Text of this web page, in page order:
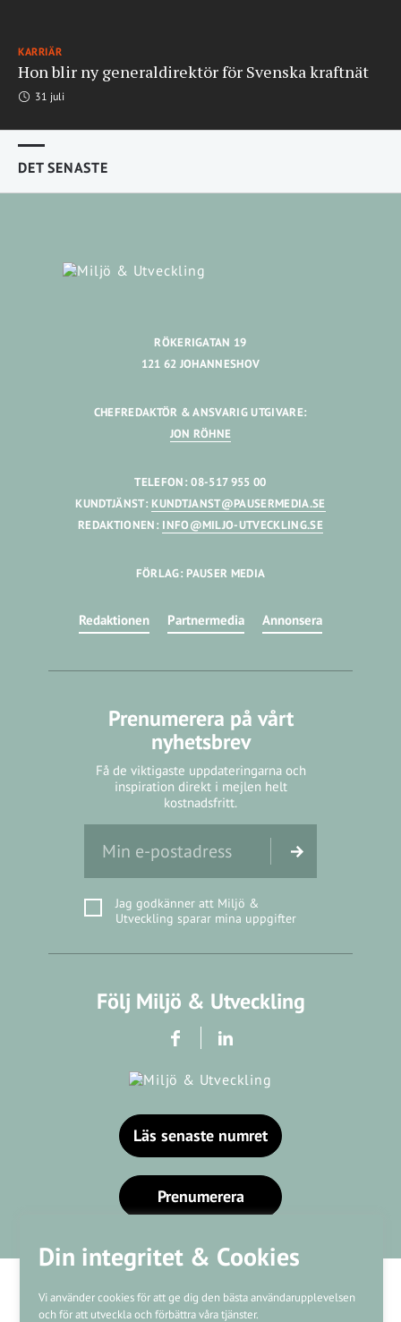
Din integritet & Cookies
Vi använder cookies för att ge dig den bästa användarupplevelsen
och för att utveckla och förbättra våra tjänster.
KARRIÄR
Hon blir ny generaldirektör för Svenska kraftnät
31 juli
DET SENASTE
RÖKERIGATAN 19
121 62 JOHANNESHOV
CHEFREDAKTÖR & ANSVARIG UTGIVARE:
JON RÖHNE
TELEFON: 08-517 955 00
KUNDTJÄNST: KUNDTJANST@PAUSERMEDIA.SE
REDAKTIONEN: INFO@MILJO-UTVECKLING.SE
FÖRLAG: PAUSER MEDIA
Redaktionen Partnermedia Annonsera
Prenumerera på vårt
nyhetsbrev
Få de viktigaste uppdateringarna och
inspiration direkt i mejlen helt
kostnadsfritt.
Jag godkänner att Miljö &
Utveckling sparar mina uppgifter
Följ Miljö & Utveckling
Läs senaste numret
Prenumerera